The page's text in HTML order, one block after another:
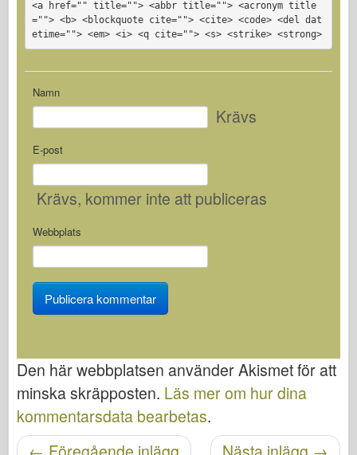
<a href="" title=""> <abbr title=""> <acronym title
=""> <b> <blockquote cite=""> <cite> <code> <del dat
etime=""> <em> <i> <q cite=""> <s> <strike> <strong>
Namn
Krävs
E-post
Krävs, kommer inte att publiceras
Webbplats
Den här webbplatsen använder Akismet för att
minska skräpposten. Läs mer om hur dina
kommentarsdata bearbetas.
Posta navigering